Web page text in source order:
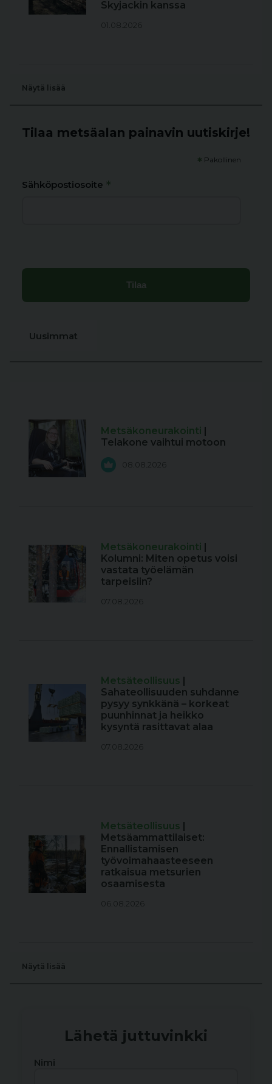
Skyjackin kanssa
01.08.2026
Näytä lisää
Tilaa metsäalan painavin uutiskirje!
* Pakollinen
Sähköpostiosoite *
Uusimmat
Metsäkoneurakointi |
Telakone vaihtui motoon
08.08.2026
Metsäkoneurakointi |
Kolumni: Miten opetus voisi
vastata työelämän
tarpeisiin?
07.08.2026
Metsäteollisuus |
Sahateollisuuden suhdanne
pysyy synkkänä – korkeat
puunhinnat ja heikko
kysyntä rasittavat alaa
07.08.2026
Metsäteollisuus |
Metsäammattilaiset:
Ennallistamisen
työvoimahaasteeseen
ratkaisua metsurien
osaamisesta
06.08.2026
Näytä lisää
Lähetä juttuvinkki
Nimi